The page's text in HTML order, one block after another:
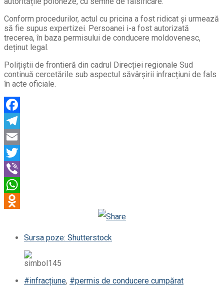
Conform procedurilor, actul cu pricina a fost ridicat și urmează
să fie supus expertizei. Persoanei i-a fost autorizată
trecerea, în baza permisului de conducere moldovenesc,
deținut legal.
Polițiștii de frontieră din cadrul Direcției regionale Sud
continuă cercetările sub aspectul săvârșirii infracțiuni de fals
în acte oficiale.
Odnoklassniki
Sursa poze: Shutterstock
#infracțiune, #permis de conducere cumpărat